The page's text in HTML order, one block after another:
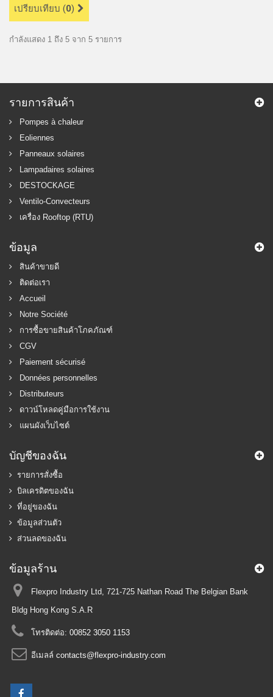
เปรียบเทียบ (0)
กำลังแสดง 1 ถึง 5 จาก 5 รายการ
รายการสินค้า
Pompes à chaleur
Eoliennes
Panneaux solaires
Lampadaires solaires
DESTOCKAGE
Ventilo-Convecteurs
เครื่อง Rooftop (RTU)
ข้อมูล
สินค้าขายดี
ติดต่อเรา
Accueil
Notre Société
การซื้อขายสินค้าโภคภัณฑ์
CGV
Paiement sécurisé
Données personnelles
Distributeurs
ดาวน์โหลดคู่มือการใช้งาน
แผนผังเว็บไซต์
บัญชีของฉัน
รายการสั่งซื้อ
บิลเครดิตของฉัน
ที่อยู่ของฉัน
ข้อมูลส่วนตัว
ส่วนลดของฉัน
ข้อมูลร้าน
Flexpro Industry Ltd, 721-725 Nathan Road The Belgian Bank
Bldg Hong Kong S.A.R
โทรติดต่อ: 00852 3050 1153
อีเมลล์ contacts@flexpro-industry.com